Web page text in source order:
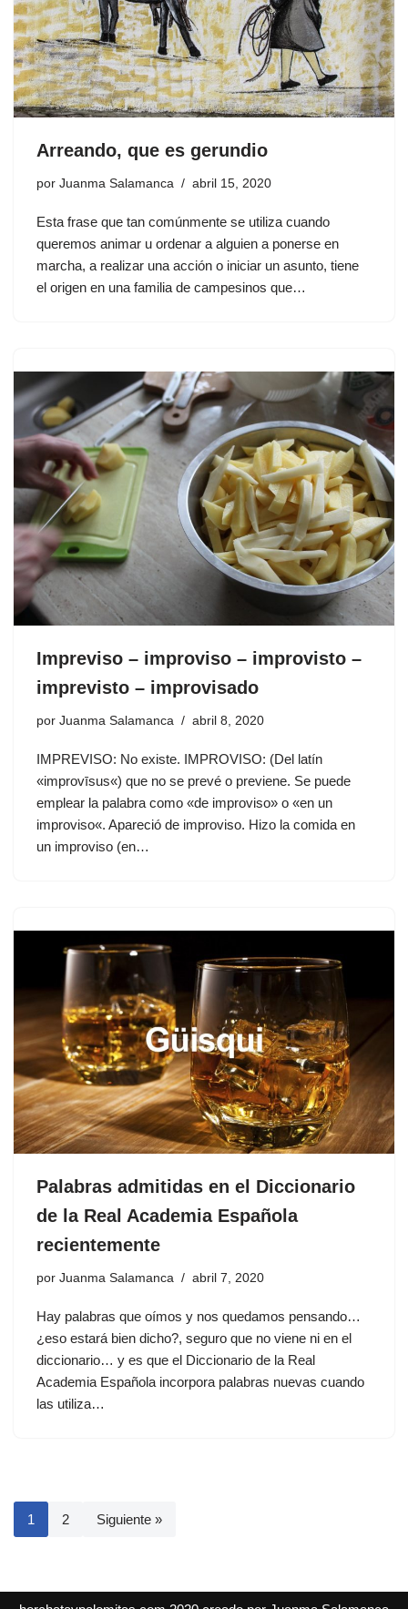
Arreando, que es gerundio
por Juanma Salamanca abril 15, 2020
Esta frase que tan comúnmente se utiliza cuando
queremos animar u ordenar a alguien a ponerse en
marcha, a realizar una acción o iniciar un asunto, tiene
el origen en una familia de campesinos que…
Impreviso – improviso – improvisto –
imprevisto – improvisado
por Juanma Salamanca abril 8, 2020
IMPREVISO: No existe. IMPROVISO: (Del latín
«improvīsus«) que no se prevé o previene. Se puede
emplear la palabra como «de improviso» o «en un
improviso«. Apareció de improviso. Hizo la comida en
un improviso (en…
Palabras admitidas en el Diccionario
de la Real Academia Española
recientemente
por Juanma Salamanca abril 7, 2020
Hay palabras que oímos y nos quedamos pensando…
¿eso estará bien dicho?, seguro que no viene ni en el
diccionario… y es que el Diccionario de la Real
Academia Española incorpora palabras nuevas cuando
las utiliza…
1 2 Siguiente »